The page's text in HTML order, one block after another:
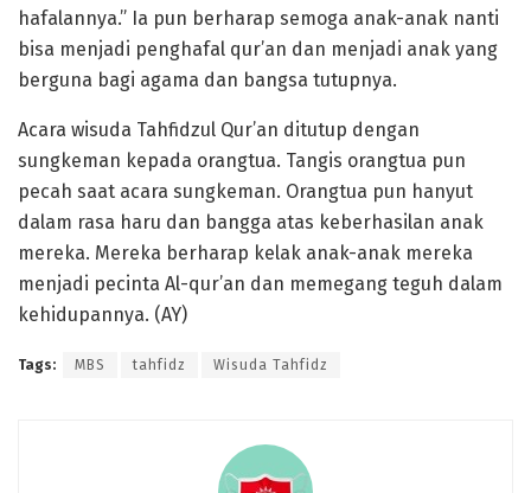
hafalannya.” Ia pun berharap semoga anak-anak nanti
bisa menjadi penghafal qur’an dan menjadi anak yang
berguna bagi agama dan bangsa tutupnya.
Acara wisuda Tahfidzul Qur’an ditutup dengan
sungkeman kepada orangtua. Tangis orangtua pun
pecah saat acara sungkeman. Orangtua pun hanyut
dalam rasa haru dan bangga atas keberhasilan anak
mereka. Mereka berharap kelak anak-anak mereka
menjadi pecinta Al-qur’an dan memegang teguh dalam
kehidupannya. (AY)
Tags: MBS tahfidz Wisuda Tahfidz